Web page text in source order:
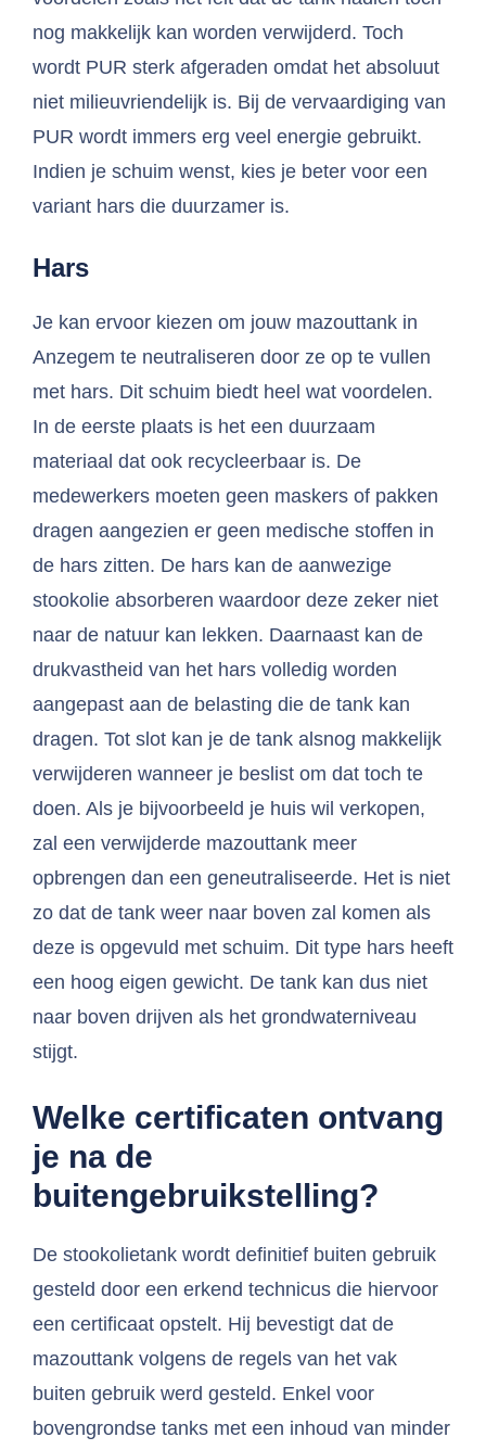
nog makkelijk kan worden verwijderd. Toch
wordt PUR sterk afgeraden omdat het absoluut
niet milieuvriendelijk is. Bij de vervaardiging van
PUR wordt immers erg veel energie gebruikt.
Indien je schuim wenst, kies je beter voor een
variant hars die duurzamer is.
Hars
Je kan ervoor kiezen om jouw mazouttank in
Anzegem te neutraliseren door ze op te vullen
met hars. Dit schuim biedt heel wat voordelen.
In de eerste plaats is het een duurzaam
materiaal dat ook recycleerbaar is. De
medewerkers moeten geen maskers of pakken
dragen aangezien er geen medische stoffen in
de hars zitten. De hars kan de aanwezige
stookolie absorberen waardoor deze zeker niet
naar de natuur kan lekken. Daarnaast kan de
drukvastheid van het hars volledig worden
aangepast aan de belasting die de tank kan
dragen. Tot slot kan je de tank alsnog makkelijk
verwijderen wanneer je beslist om dat toch te
doen. Als je bijvoorbeeld je huis wil verkopen,
zal een verwijderde mazouttank meer
opbrengen dan een geneutraliseerde. Het is niet
zo dat de tank weer naar boven zal komen als
deze is opgevuld met schuim. Dit type hars heeft
een hoog eigen gewicht. De tank kan dus niet
naar boven drijven als het grondwaterniveau
stijgt.
Welke certificaten ontvang
je na de
buitengebruikstelling?
De stookolietank wordt definitief buiten gebruik
gesteld door een erkend technicus die hiervoor
een certificaat opstelt. Hij bevestigt dat de
mazouttank volgens de regels van het vak
buiten gebruik werd gesteld. Enkel voor
bovengrondse tanks met een inhoud van minder